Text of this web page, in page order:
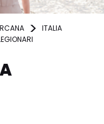
ITALIA